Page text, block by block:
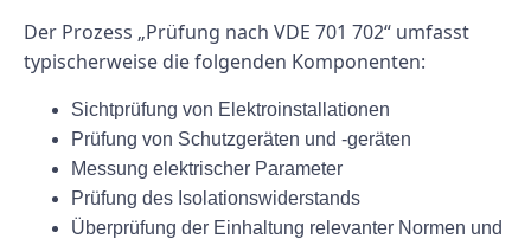
Der Prozess „Prüfung nach VDE 701 702“ umfasst
typischerweise die folgenden Komponenten:
Sichtprüfung von Elektroinstallationen
Prüfung von Schutzgeräten und -geräten
Messung elektrischer Parameter
Prüfung des Isolationswiderstands
Überprüfung der Einhaltung relevanter Normen und